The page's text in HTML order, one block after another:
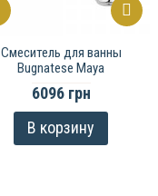
Смеситель для ванны
Bugnatese Maya
6096 грн
В корзину